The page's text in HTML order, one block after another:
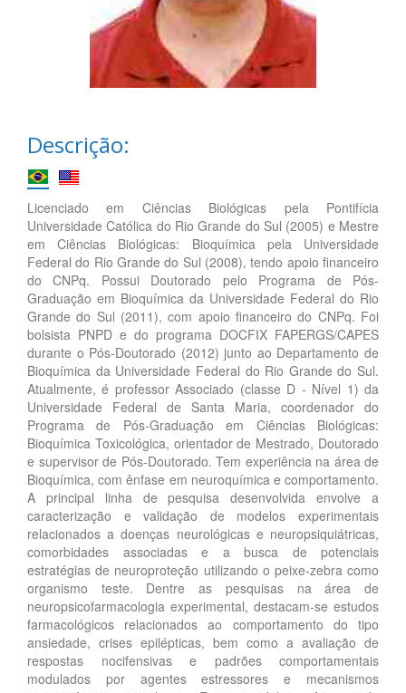
Descrição:
Licenciado em Ciências Biológicas pela Pontifícia
Universidade Católica do Rio Grande do Sul (2005) e Mestre
em Ciências Biológicas: Bioquímica pela Universidade
Federal do Rio Grande do Sul (2008), tendo apoio financeiro
do CNPq. Possui Doutorado pelo Programa de Pós-
Graduação em Bioquímica da Universidade Federal do Rio
Grande do Sul (2011), com apoio financeiro do CNPq. Foi
bolsista PNPD e do programa DOCFIX FAPERGS/CAPES
durante o Pós-Doutorado (2012) junto ao Departamento de
Bioquímica da Universidade Federal do Rio Grande do Sul.
Atualmente, é professor Associado (classe D - Nível 1) da
Universidade Federal de Santa Maria, coordenador do
Programa de Pós-Graduação em Ciências Biológicas:
Bioquímica Toxicológica, orientador de Mestrado, Doutorado
e supervisor de Pós-Doutorado. Tem experiência na área de
Bioquímica, com ênfase em neuroquímica e comportamento.
A principal linha de pesquisa desenvolvida envolve a
caracterização e validação de modelos experimentais
relacionados a doenças neurológicas e neuropsiquiátricas,
comorbidades associadas e a busca de potenciais
estratégias de neuroproteção utilizando o peixe-zebra como
organismo teste. Dentre as pesquisas na área de
neuropsicofarmacologia experimental, destacam-se estudos
farmacológicos relacionados ao comportamento do tipo
ansiedade, crises epilépticas, bem como a avaliação de
respostas nocifensivas e padrões comportamentais
modulados por agentes estressores e mecanismos